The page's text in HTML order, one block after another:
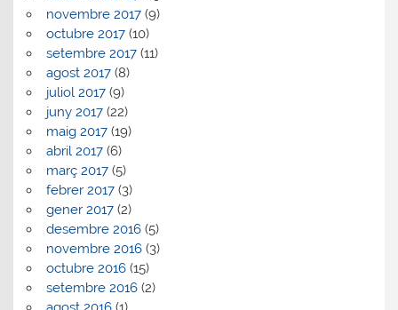
novembre 2017(9)
octubre 2017(10)
setembre 2017(11)
agost 2017(8)
juliol 2017(9)
juny 2017(22)
maig 2017(19)
abril 2017(6)
març 2017(5)
febrer 2017(3)
gener 2017(2)
desembre 2016(5)
novembre 2016(3)
octubre 2016(15)
setembre 2016(2)